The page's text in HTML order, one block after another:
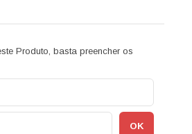
Produto, basta preencher os